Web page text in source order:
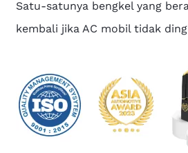
Satu-satunya bengkel yang
kembali jika AC mobil tidak